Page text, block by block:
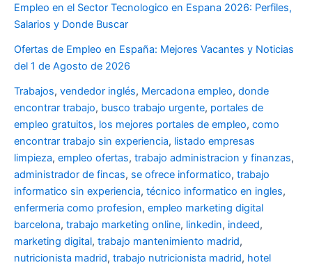
Empleo en el Sector Tecnologico en Espana 2026: Perfiles,
Salarios y Donde Buscar
Ofertas de Empleo en España: Mejores Vacantes y Noticias
del 1 de Agosto de 2026
Trabajos, vendedor inglés, Mercadona empleo, donde
encontrar trabajo, busco trabajo urgente, portales de
empleo gratuitos, los mejores portales de empleo, como
encontrar trabajo sin experiencia, listado empresas
limpieza, empleo ofertas, trabajo administracion y finanzas,
administrador de fincas, se ofrece informatico, trabajo
informatico sin experiencia, técnico informatico en ingles,
enfermeria como profesion, empleo marketing digital
barcelona, trabajo marketing online, linkedin, indeed,
marketing digital, trabajo mantenimiento madrid,
nutricionista madrid, trabajo nutricionista madrid, hotel